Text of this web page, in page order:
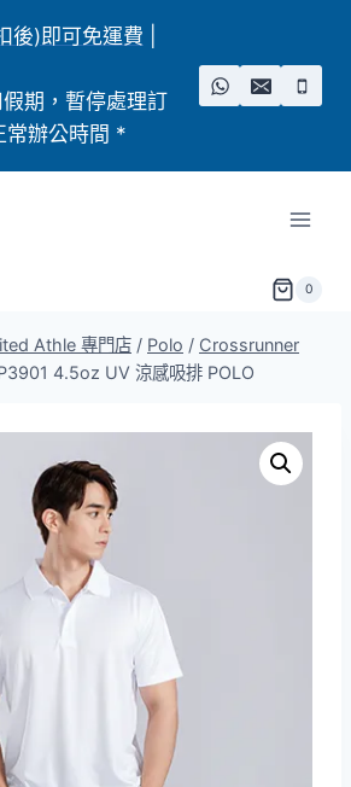
後)即可免運費
期，暫停處理訂
常辦公時間 *
0
Athle 專門店 / Polo / Crossrunner
4.5oz UV 涼感吸排 POLO